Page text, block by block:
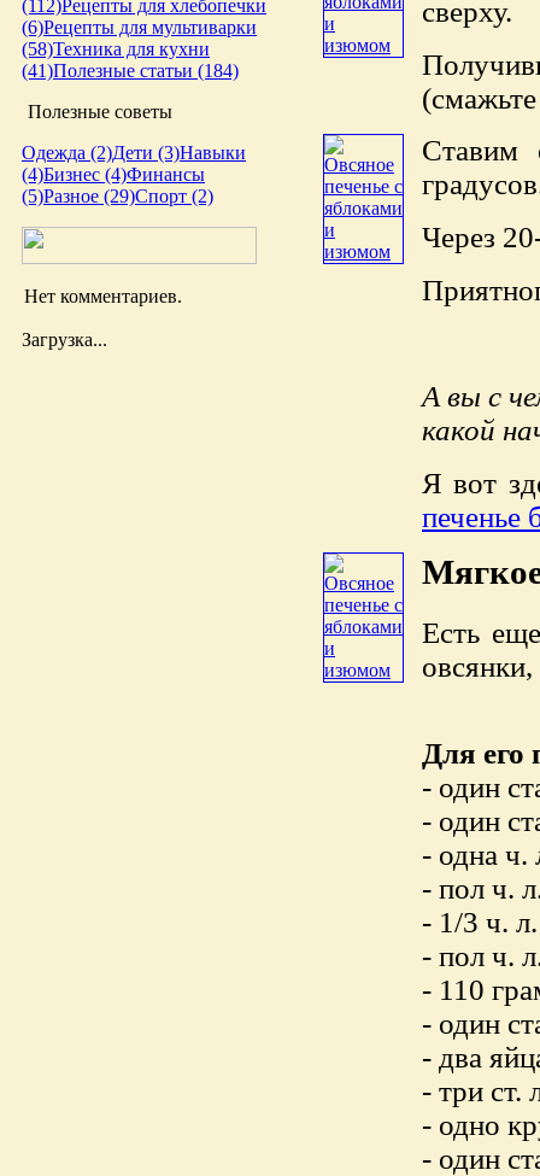
(112)Рецепты для хлебопечки
(6)Рецепты для мультиварки
(58)Техника для кухни
(41)Полезные статьи (184)
Полезные советы
Одежда (2)Дети (3)Навыки
(4)Бизнес (4)Финансы
(5)Разное (29)Спорт (2)
Нет комментариев.
Загрузка...
сверху.
Ставим
Через
А вы с
какой
Я вот
печенье
Есть
Для его
- один
- один
- одна ч.
- пол ч.
- 1/3 ч.
- пол ч.
- 110
- один
- два
- три ст.
- одно
- один